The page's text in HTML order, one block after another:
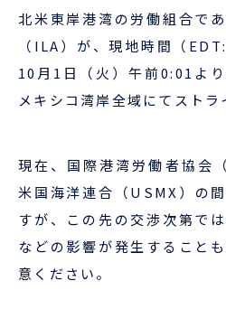
会員ロ
本船スケ
お役立
ニュース
採用情報
ほっとひといき
本船スケジュール
北米東岸港湾の労働組合で
（ILA）が、現地時間（
10月1日（火）午前0:01よ
メキシコ湾岸全域にてストラ
現在、国際港湾労働者協会
米国海洋連合（USMX）の
すが、この先の交渉次第で
などの影響が発生すること
意ください。